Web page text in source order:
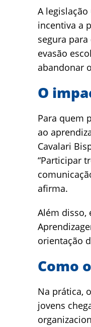
A
incentiva a
segura
evasão
abandonar
O
Para quem
ao
Cavalari
“Participar
afirma.
Além disso,
orientação
Como
Na prática,
jovens